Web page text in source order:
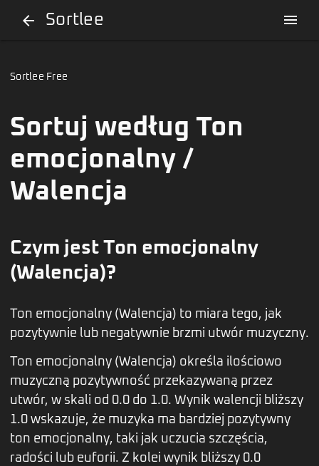
arrow_back Sortlee menu
Sortlee Free
Sortuj według Ton
emocjonalny /
Walencja
Czym jest Ton emocjonalny
(Walencja)?
Ton emocjonalny (Walencja) to miara tego, jak
pozytywnie lub negatywnie brzmi utwór muzyczny.
Ton emocjonalny (Walencja) określa ilościowo
muzyczną pozytywność przekazywaną przez
utwór, w skali od 0.0 do 1.0. Wynik walencji bliższy
1.0 wskazuje, że muzyka ma bardziej pozytywny
ton emocjonalny, taki jak uczucia szczęścia,
radości lub euforii. Z kolei wynik bliższy 0.0